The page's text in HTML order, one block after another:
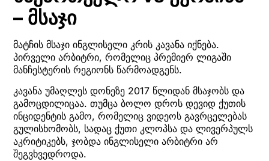
– მსაჯი
მატჩის მსაჯი ინგლისელი კრის კავანა იქნება.
პირველი არბიტრი, რომელიც პრემიერ ლიგაში
მანჩესტერის რეგიონს წარმოადგენს.
კავანა უმაღლეს დონეზე 2017 წლიდან მსაჯობს და
გამოცდილიცაა. თუმცა ბოლო დროს დევიდ ქუთის
ინციდენტის გამო, რომელიც ვიდეოს გავრცელებას
გულისხომობს, სადაც ქუთი კლოპსა და ლივერპულს
აკრიტიკებს, ჯობდა ინგლისელი არბიტრი არ
შეგვხვედროდა.